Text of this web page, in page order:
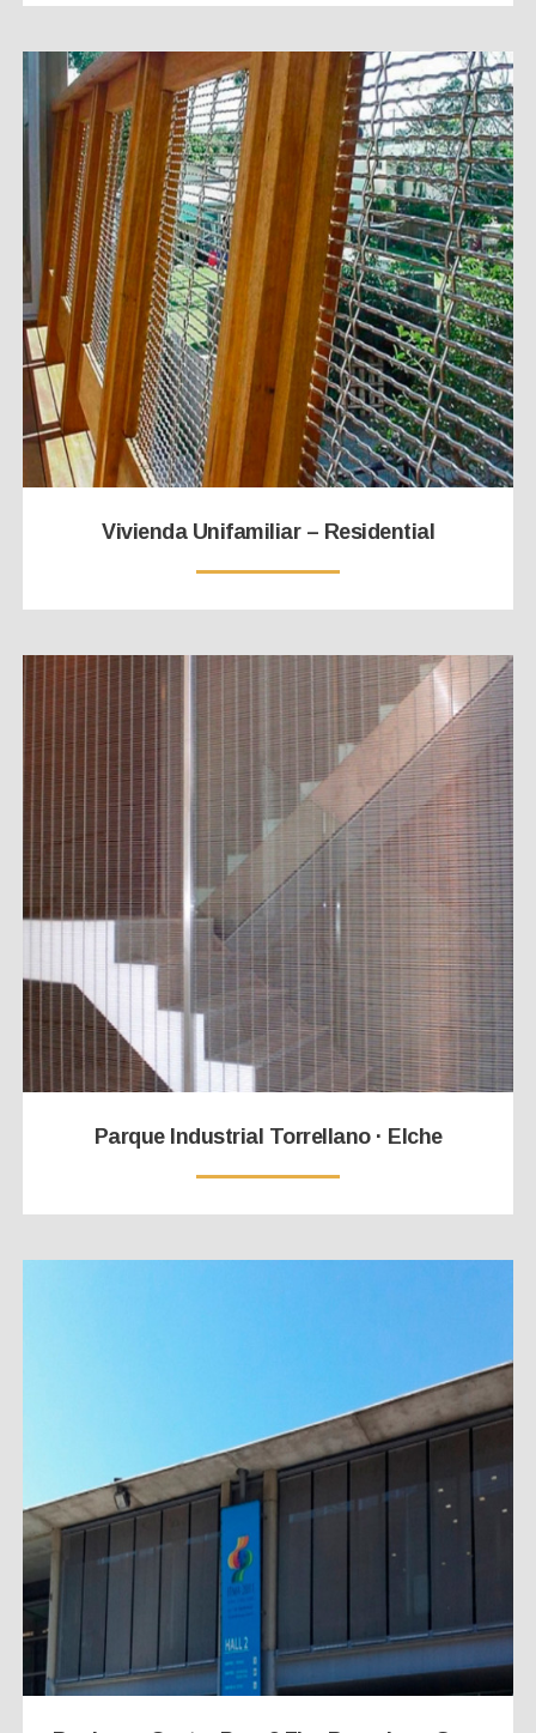
Vivienda Unifamiliar – Residential
Parque Industrial Torrellano · Elche